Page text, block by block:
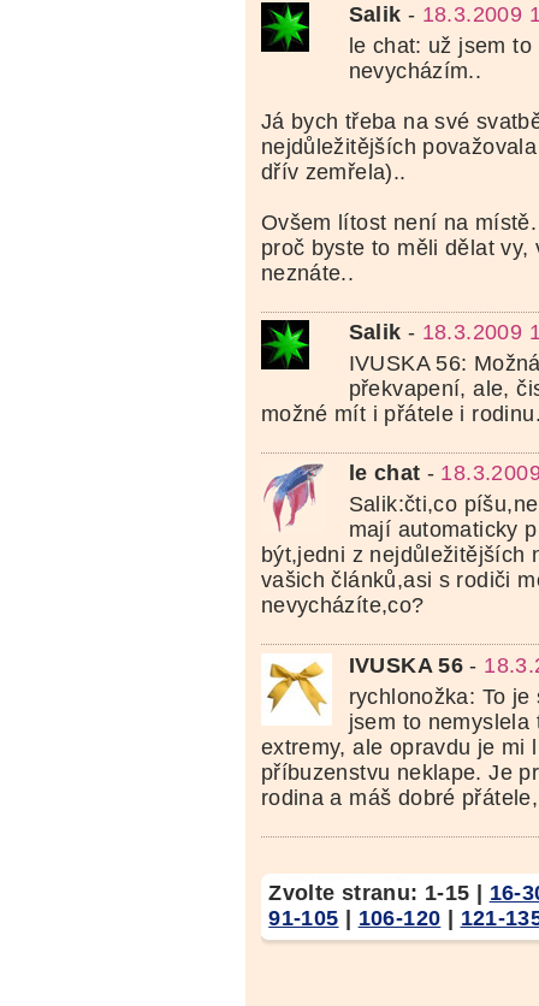
Salik - 18.3.2009
le chat: už jsem to
nevycházím..
Já bych třeba na své
nejdůležitějších
dřív zemřela)..
Ovšem lítost není na
proč byste to měli dělat vy,
neznáte..
Salik - 18.3.2009
IVUSKA 56:
překvapení, ale,
možné mít i přátele i
le chat -
Salik:čti,co
mají automaticky
být,jedni z nejdůležitějších
vašich článků,asi s rodiči
nevycházíte,co?
IVUSKA 56 -
rychlonožka: To
jsem to nemyslela
extremy, ale opravdu je mi
příbuzenstvu neklape. Je
rodina a máš dobré
Zvolte stranu: 1-15
16-
91-105
106-120 121-